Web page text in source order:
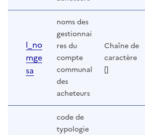
l_no
mge
sa
noms des
gestionnai
res du
compte
communal
des
acheteurs
Chaîne de
caractère
[]
code de
typologie